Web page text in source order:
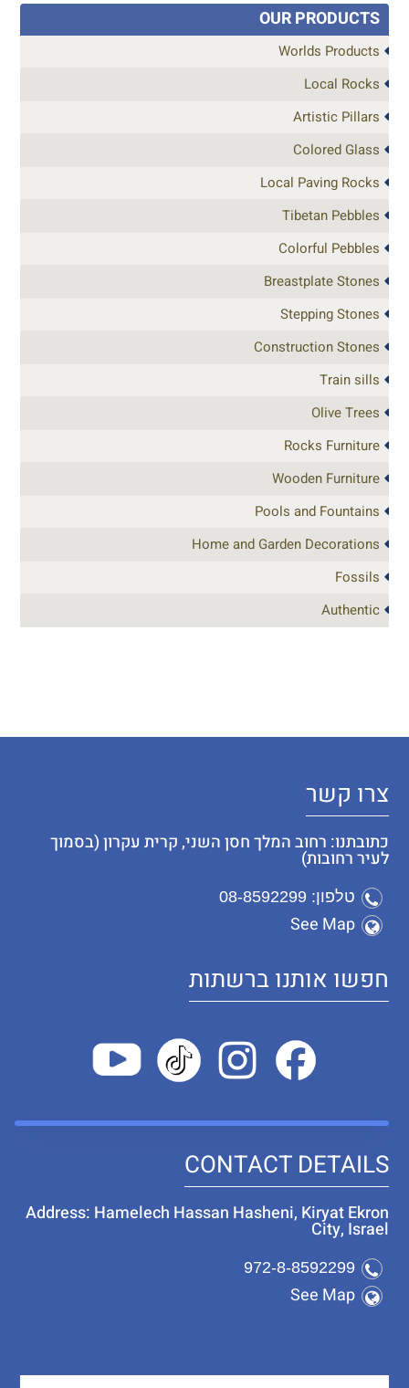
OUR PRODUCTS
Worlds Products
Local Rocks
Artistic Pillars
Colored Glass
Local Paving Rocks
Tibetan Pebbles
Colorful Pebbles
Breastplate Stones
Stepping Stones
Construction Stones
Train sills
Olive Trees
Rocks Furniture
Wooden Furniture
Pools and Fountains
Home and Garden Decorations
Fossils
Authentic
צרו קשר
כתובתנו: רחוב המלך חסן השני, קרית עקרון (בסמוך
לעיר רחובות)
טלפון: 08-8592299
See Map
חפשו אותנו ברשתות
CONTACT DETAILS
Address: Hamelech Hassan Hasheni, Kiryat Ekron
City, Israel
972-8-8592299
See Map